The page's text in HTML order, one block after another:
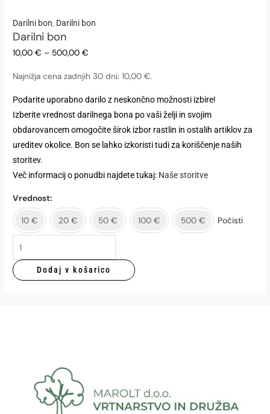
Darilni bon, Darilni bon
Darilni bon
10,00€ – 500,00€
Najnižja cena zadnjih 30 dni:10,00€.
Podarite uporabno darilo z neskončno možnosti izbire!
Izberite vrednost darilnega bona po vaši želji in svojim
obdarovancem omogočite širok izbor rastlin in ostalih artiklov za
ureditev okolice. Bon se lahko izkoristi tudi za koriščenje naših
storitev.
Več informacij o ponudbi najdete tukaj: Naše storitve
Vrednost
10 € 20 € 50 € 100 € 500 € Počisti
Darilni
bon
količina
Dodaj v košarico